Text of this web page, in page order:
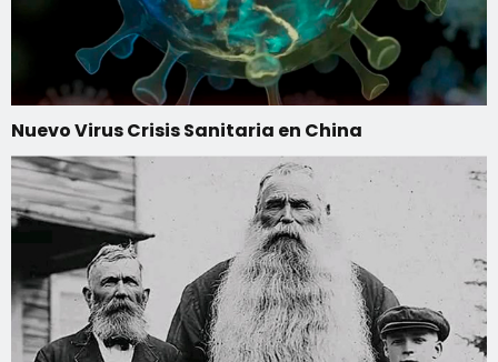
Nuevo Virus Crisis Sanitaria en China